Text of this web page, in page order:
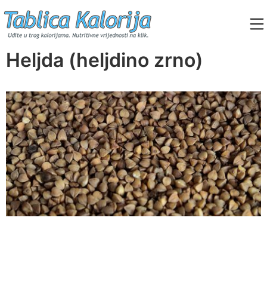
to
content
Tablica Kalorija
Heljda (heljdino zrno)